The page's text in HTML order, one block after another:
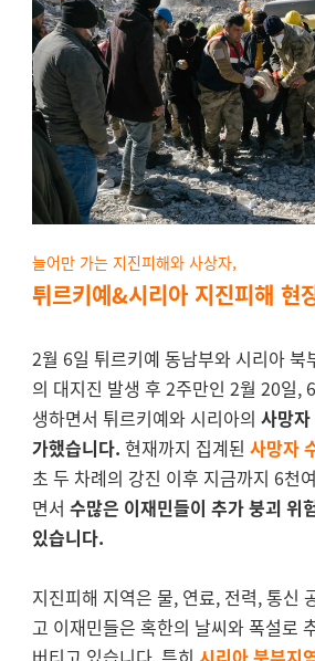
늘어만 가는 지진피해와 사상자,
튀르키예&시리아 지진피해 현
2월 6일 튀르키예 동남부와 시리아 북
의 대지진 발생 후 2주만인 2월 20일,
생하면서 튀르키예와 시리아의 사망
가했습니다. 현재까지 집계된 사망자
초 두 차례의 강진 이후 지금까지 6천
면서 수많은 이재민들이 추가 붕괴 위
있습니다.
지진피해 지역은 물, 연료, 전력, 통신
고 이재민들은 혹한의 날씨와 폭설로